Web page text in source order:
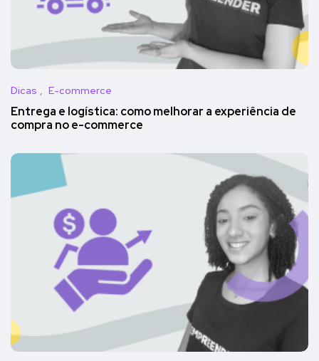
Dicas E-commerce
Entrega e logística: como melhorar a experiência de
compra no e-commerce